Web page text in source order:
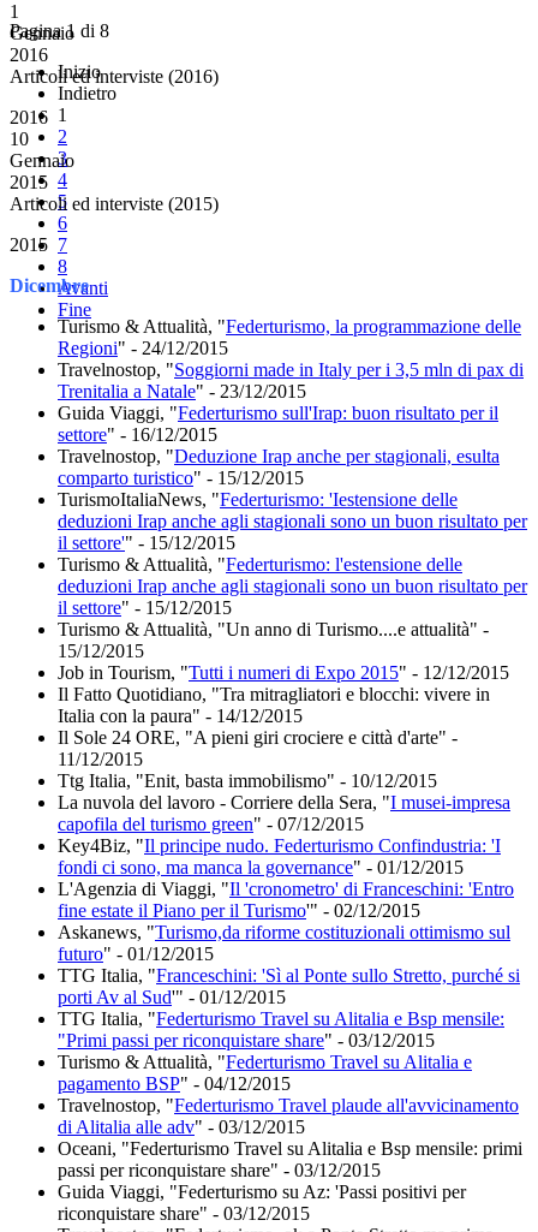
1
Gennaio
2016
Articoli ed interviste (2016)
2016
10
Gennaio
2015
Articoli ed interviste (2015)
2015
Dicembre
Turismo & Attualità, "Federturismo, la programmazione delle
Regioni" - 24/12/2015
Travelnostop, "Soggiorni made in Italy per i 3,5 mln di pax di
Trenitalia a Natale" - 23/12/2015
Guida Viaggi, "Federturismo sull'Irap: buon risultato per il
settore" - 16/12/2015
Travelnostop, "Deduzione Irap anche per stagionali, esulta
comparto turistico" - 15/12/2015
TurismoItaliaNews, "Federturismo: 'Iestensione delle
deduzioni Irap anche agli stagionali sono un buon risultato per
il settore'" - 15/12/2015
Turismo & Attualità, "Federturismo: l'estensione delle
deduzioni Irap anche agli stagionali sono un buon risultato per
il settore" - 15/12/2015
Turismo & Attualità, "Un anno di Turismo....e attualità" -
15/12/2015
Job in Tourism, "Tutti i numeri di Expo 2015" - 12/12/2015
Il Fatto Quotidiano, "Tra mitragliatori e blocchi: vivere in
Italia con la paura" - 14/12/2015
Il Sole 24 ORE, "A pieni giri crociere e città d'arte" -
11/12/2015
Ttg Italia, "Enit, basta immobilismo" - 10/12/2015
La nuvola del lavoro - Corriere della Sera, "I musei-impresa
capofila del turismo green" - 07/12/2015
Key4Biz, "Il principe nudo. Federturismo Confindustria: 'I
fondi ci sono, ma manca la governance" - 01/12/2015
L'Agenzia di Viaggi, "Il 'cronometro' di Franceschini: 'Entro
fine estate il Piano per il Turismo'" - 02/12/2015
Askanews, "Turismo,da riforme costituzionali ottimismo sul
futuro" - 01/12/2015
TTG Italia, "Franceschini: 'Sì al Ponte sullo Stretto, purché si
porti Av al Sud'" - 01/12/2015
TTG Italia, "Federturismo Travel su Alitalia e Bsp mensile:
"Primi passi per riconquistare share" - 03/12/2015
Turismo & Attualità, "Federturismo Travel su Alitalia e
pagamento BSP" - 04/12/2015
Travelnostop, "Federturismo Travel plaude all'avvicinamento
di Alitalia alle adv" - 03/12/2015
Oceani, "Federturismo Travel su Alitalia e Bsp mensile: primi
passi per riconquistare share" - 03/12/2015
Guida Viaggi, "Federturismo su Az: 'Passi positivi per
riconquistare share" - 03/12/2015
Pagina 1 di 8
Inizio
Indietro
1
2
3
4
5
6
7
8
Avanti
Fine